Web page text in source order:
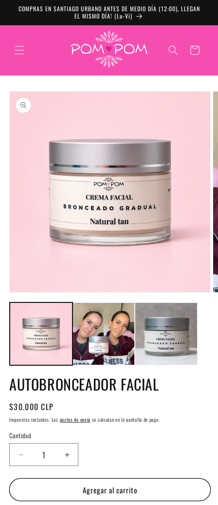
Ir directamente al
COMPRAS EN SANTIAGO URBANO ANTES DE MEDIO DÍA (12:00), LLEGAN
EL MISMO DÍA! (Lu-Vi)
Carrito
Ir directamente a
la información del
producto
elemento
ventana
modal
AUTOBRONCEADOR FACIAL
Precio
habitual
$30.000 CLP
Impuestos incluidos. Los gastos de envío se calculan en la pantalla de pago.
Cantidad
Cantidad
Reducir
cantidad
para
AUTOBRONCEADOR
FACIAL
Aumentar
cantidad
para
AUTOBRONCEADOR
FACIAL
Agregar al carrito